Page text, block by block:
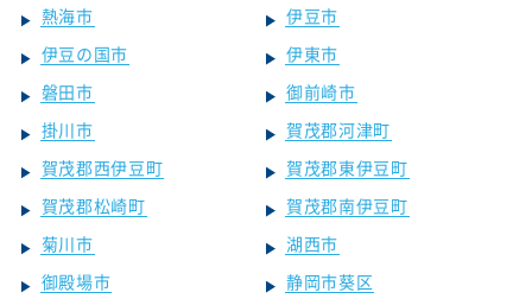
熱海市
伊豆市
伊豆の国市
伊東市
磐田市
御前崎市
掛川市
賀茂郡河津町
賀茂郡西伊豆町
賀茂郡東伊豆町
賀茂郡松崎町
賀茂郡南伊豆町
菊川市
湖西市
御殿場市
静岡市葵区